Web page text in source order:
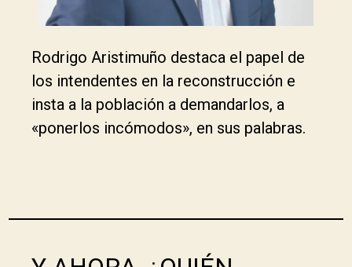
Rodrigo Aristimuño destaca el papel de
los intendentes en la reconstrucción e
insta a la población a demandarlos, a
«ponerlos incómodos», en sus palabras.